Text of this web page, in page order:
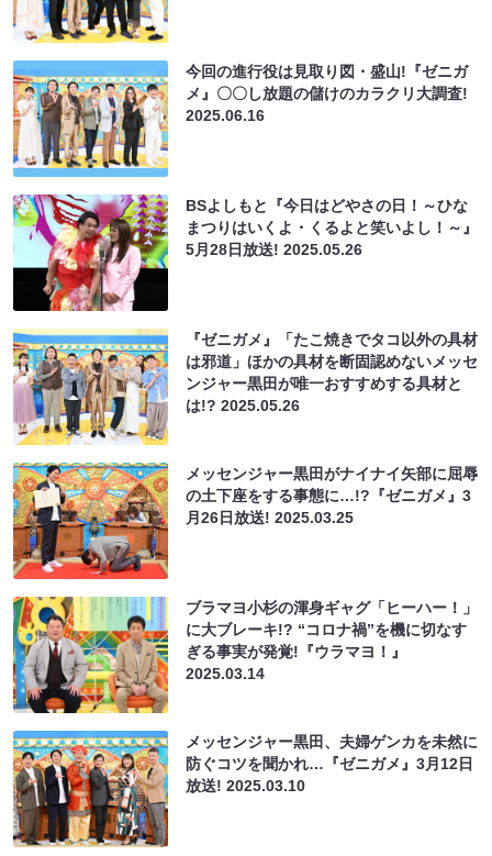
今回の進行役は見取り図・盛山!『ゼニガ
メ』〇〇し放題の儲けのカラクリ大調査!
2025.06.16
BSよしもと『今日はどやさの日！～ひな
まつりはいくよ・くるよと笑いよし！～』
5月28日放送!2025.05.26
『ゼニガメ』「たこ焼きでタコ以外の具材
は邪道」ほかの具材を断固認めないメッセ
ンジャー黒田が唯一おすすめする具材と
は!?2025.05.26
メッセンジャー黒田がナイナイ矢部に屈辱
の土下座をする事態に…!?『ゼニガメ』3
月26日放送!2025.03.25
ブラマヨ小杉の渾身ギャグ「ヒーハー！」
に大ブレーキ!? “コロナ禍”を機に切なす
ぎる事実が発覚!『ウラマヨ！』
2025.03.14
メッセンジャー黒田、夫婦ゲンカを未然に
防ぐコツを聞かれ…『ゼニガメ』3月12日
放送!2025.03.10